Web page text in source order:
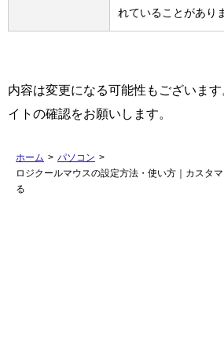
れていることがあり
内容は変更になる可能性もございま
イトの確認をお願いします。
ホーム > パソコン >
ロジクールマウスの設定方法・使い方｜カスタ
る